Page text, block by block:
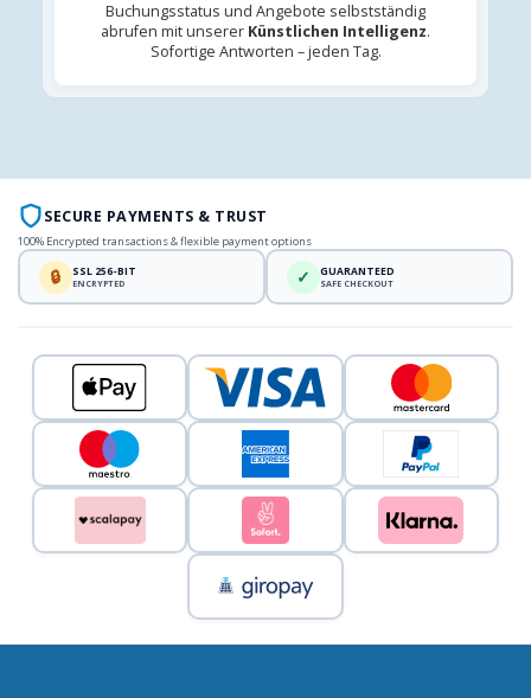
Buchungsstatus und Angebote selbstständig
abrufen mit unserer Künstlichen Intelligenz.
Sofortige Antworten – jeden Tag.
SECURE PAYMENTS & TRUST
100% Encrypted transactions & flexible payment options
🔒 SSL 256-BIT
ENCRYPTED ✓ GUARANTEED
SAFE CHECKOUT